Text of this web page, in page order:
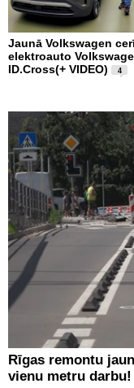
Jaunā Volkswagen
elektroauto
ID.Cross(+ VIDEO)
4
Rīgas remontu
vienu metru darbu!